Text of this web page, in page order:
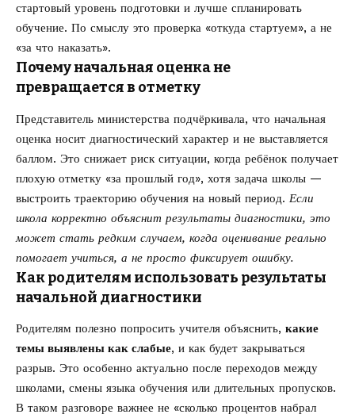
стартовый уровень подготовки и лучше спланировать
обучение. По смыслу это проверка «откуда стартуем», а не
«за что наказать».
Почему начальная оценка не
превращается в отметку
Представитель министерства подчёркивала, что начальная
оценка носит диагностический характер и не выставляется
баллом. Это снижает риск ситуации, когда ребёнок получает
плохую отметку «за прошлый год», хотя задача школы —
выстроить траекторию обучения на новый период. Если
школа корректно объяснит результаты диагностики, это
может стать редким случаем, когда оценивание реально
помогает учиться, а не просто фиксирует ошибку.
Как родителям использовать результаты
начальной диагностики
Родителям полезно попросить учителя объяснить, какие
темы выявлены как слабые, и как будет закрываться
разрыв. Это особенно актуально после переходов между
школами, смены языка обучения или длительных пропусков.
В таком разговоре важнее не «сколько процентов набрал